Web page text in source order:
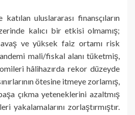
uluslararası finansçıların
kalıcı bir etkisi olmamış;
ve yüksek faiz ortamı risk
mali/fiskal alanı tüketmiş,
hâlihazırda rekor düzeyde
ötesine itmeye zorlamış,
çıkma yeteneklerini azaltmış
yakalamalarını zorlaştırmıştır.